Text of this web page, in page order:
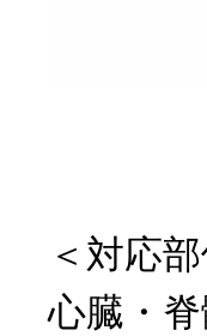
＜対応
心臓・